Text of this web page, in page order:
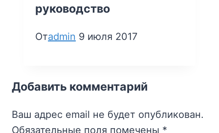
руководство
Отadmin 9 июля 2017
Добавить комментарий
Ваш адрес email не будет опубликован.
Обязательные поля помечены *